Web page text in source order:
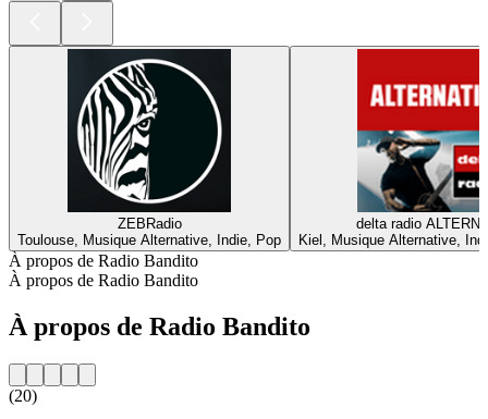
ZEBRadio
Toulouse, Musique Alternative, Indie, Pop
delta radio
Kiel, Musique Alternative,
À propos de Radio Bandito
À propos de Radio Bandito
À propos de Radio Bandito
(20)